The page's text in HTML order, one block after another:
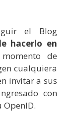
el Blog
hacerlo en
de
cualquiera
invitar a sus
con
OpenID.